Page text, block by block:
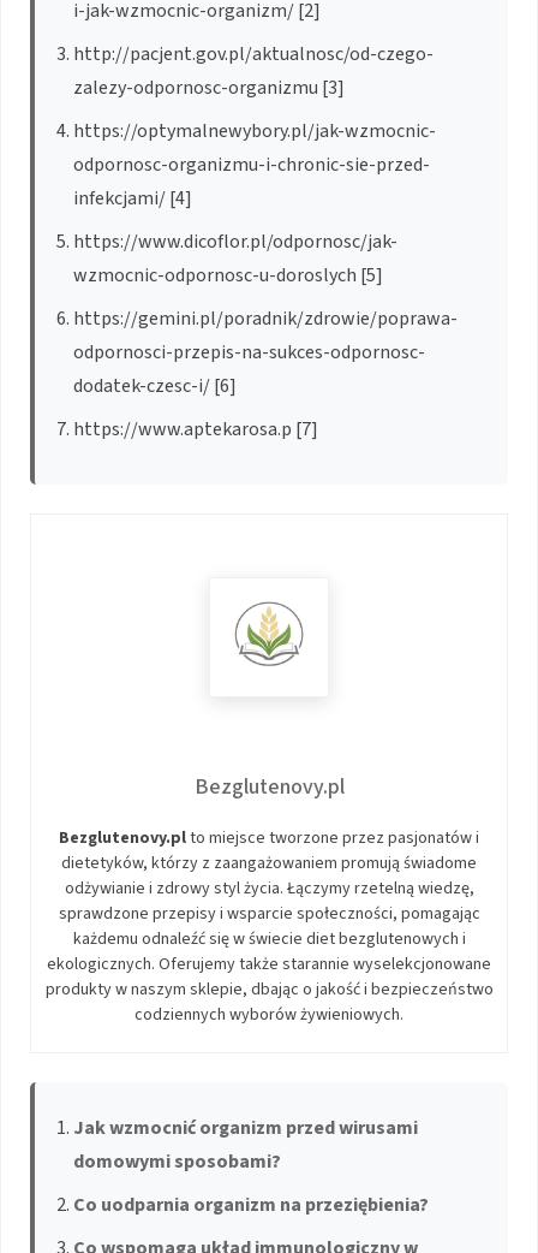
i-jak-wzmocnic-organizm/ [2]
http://pacjent.gov.pl/aktualnosc/od-czego-
zalezy-odpornosc-organizmu [3]
https://optymalnewybory.pl/jak-wzmocnic-
odpornosc-organizmu-i-chronic-sie-przed-
infekcjami/ [4]
https://www.dicoflor.pl/odpornosc/jak-
wzmocnic-odpornosc-u-doroslych [5]
https://gemini.pl/poradnik/zdrowie/poprawa-
odpornosci-przepis-na-sukces-odpornosc-
dodatek-czesc-i/ [6]
https://www.aptekarosa.p [7]
Bezglutenovy.pl
Bezglutenovy.plto miejsce tworzone przez pasjonatów i
dietetyków, którzy z zaangażowaniem promują świadome
odżywianie i zdrowy styl życia. Łączymy rzetelną wiedzę,
sprawdzone przepisy i wsparcie społeczności, pomagając
każdemu odnaleźć się w świecie diet bezglutenowych i
ekologicznych. Oferujemy także starannie wyselekcjonowane
produkty w naszym sklepie, dbając o jakość i bezpieczeństwo
codziennych wyborów żywieniowych.
Jak wzmocnić organizm przed wirusami
domowymi sposobami?
Co uodparnia organizm na przeziębienia?